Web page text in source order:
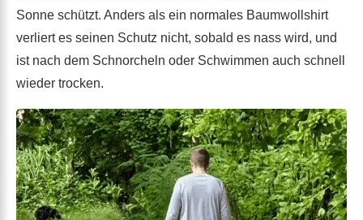
Sonne schützt. Anders als ein normales Baumwollshirt
verliert es seinen Schutz nicht, sobald es nass wird, und
ist nach dem Schnorcheln oder Schwimmen auch schnell
wieder trocken.